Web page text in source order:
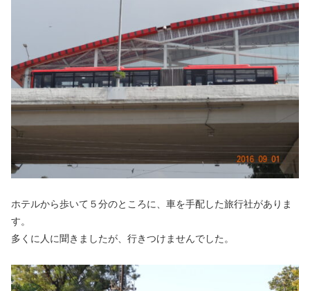
ホテルから歩いて５分のところに、車を手配した旅行社がありま
す。
多くに人に聞きましたが、行きつけませんでした。